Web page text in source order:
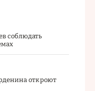
соблюдать
откроют